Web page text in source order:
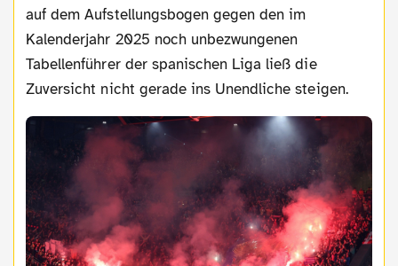
auf dem Aufstellungsbogen gegen den im
Kalenderjahr 2025 noch unbezwungenen
Tabellenführer der spanischen Liga ließ die
Zuversicht nicht gerade ins Unendliche steigen.